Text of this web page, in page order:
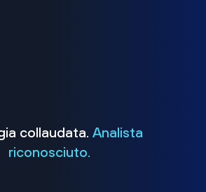
collaudata. Analista
riconosciuto.